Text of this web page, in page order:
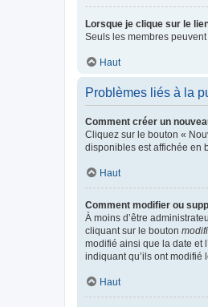
Lorsque je clique sur le
Seuls les membres
Haut
Problèmes liés à la
Comment créer un
Cliquez sur le bouton «
disponibles est affichée en
Haut
Comment modifier ou
À moins d’être
cliquant sur le bouton
modifié ainsi que la date et
indiquant qu’ils ont modifié
Haut